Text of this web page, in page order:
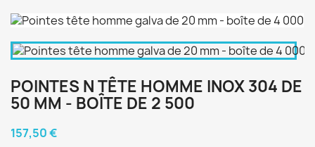
POINTES N TÊTE HOMME INOX 304 DE
50 MM - BOÎTE DE 2 500
157,50 €